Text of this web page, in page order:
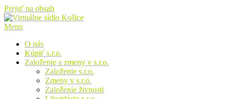
Prejsť na obsah
Menu
O nás
Kúpiť s.r.o.
Založenie a zmeny v s.r.o.
Založenie s.r.o.
Zmeny v s.r.o.
Založenie živnosti